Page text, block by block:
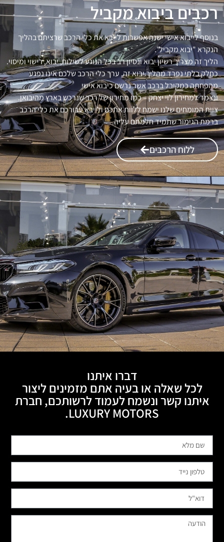
רכבים ביבוא מקביל
בנוסף לייבוא אישי ישנה אפשרות לייבא את כלי הרכב שרציתם בהליך
הנקרא "יבוא מקביל".
הליך זה מצריך רשיון יבוא ונסיון רב בכל הנוגע לשילוח, יבוא, רישוי ומיסוי.
כחלק בלתי נפרד מהליך יבוא זה, ערך כלי הרכב שלכם אינו נפגע
מהפחתה כמקובל ברכב אשר נרשם כיבוא אישי
ונצמד למחירון לוי יצחק – כמו מחירון של רכב שנרכש בארץ מהיבואן.
צוות המומחים שלנו ישמח ללוות אתכם ולייבא עבורכם את כלי הרכב
ברמת הגימור שתמיד חלמתם עליה.
ללוח הרכבים
דברו איתנו
לכל שאלה או בעיה אתם מזמינים ליצור
איתנו קשר ונשמח לעמוד לרשותכם, חברת
LUXURY MOTORS.